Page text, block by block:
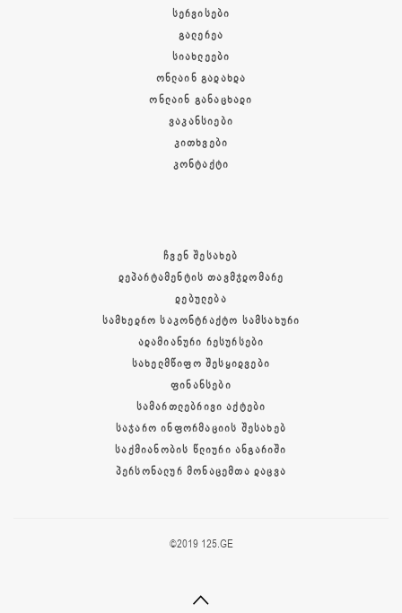
ᲡᲔᲠᲕᲘᲡᲔᲑᲘ
ᲒᲐᲚᲔᲠᲔᲐ
ᲡᲘᲐᲮᲚᲔᲔᲑᲘ
ᲝᲜᲚᲐᲘᲜ ᲒᲐᲓᲐᲮᲓᲐ
ᲝᲜᲚᲐᲘᲜ ᲒᲐᲜᲐᲪᲮᲐᲓᲘ
ᲕᲐᲙᲐᲜᲡᲘᲔᲑᲘ
ᲙᲘᲗᲮᲕᲔᲑᲘ
ᲙᲝᲜᲢᲐᲥᲢᲘ
ᲩᲕᲔᲜ ᲨᲔᲡᲐᲮᲔᲑ
ᲓᲔᲞᲐᲠᲢᲐᲛᲔᲜᲢᲘᲡ ᲗᲐᲕᲛᲯᲓᲝᲛᲐᲠᲔ
ᲓᲔᲑᲣᲚᲔᲑᲐ
ᲡᲐᲛᲮᲔᲓᲠᲝ ᲡᲐᲙᲝᲜᲢᲠᲐᲥᲢᲝ ᲡᲐᲛᲡᲐᲮᲣᲠᲘ
ᲐᲓᲐᲛᲘᲐᲜᲣᲠᲘ ᲠᲔᲡᲣᲠᲡᲔᲑᲘ
ᲡᲐᲮᲔᲚᲛᲬᲘᲤᲝ ᲨᲔᲡᲧᲘᲓᲕᲔᲑᲘ
ᲤᲘᲜᲐᲜᲡᲔᲑᲘ
ᲡᲐᲛᲐᲠᲗᲚᲔᲑᲠᲘᲕᲘ ᲐᲥᲢᲔᲑᲘ
ᲡᲐᲯᲐᲠᲝ ᲘᲜᲤᲝᲠᲛᲐᲪᲘᲘᲡ ᲨᲔᲡᲐᲮᲔᲑ
ᲡᲐᲥᲛᲘᲐᲜᲝᲑᲘᲡ ᲬᲚᲘᲣᲠᲘ ᲐᲜᲒᲐᲠᲘᲨᲘ
ᲞᲔᲠᲡᲝᲜᲐᲚᲣᲠ ᲛᲝᲜᲐᲪᲔᲛᲗᲐ ᲓᲐᲪᲕᲐ
©2019 125.GE